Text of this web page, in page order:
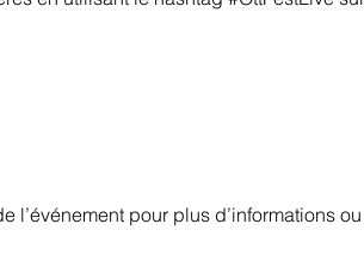
l’événement pour plus d’informations